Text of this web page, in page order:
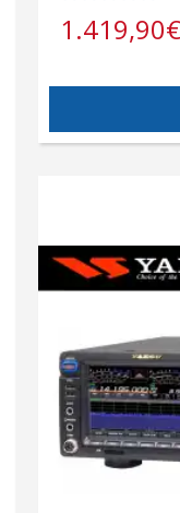
1.419,90€